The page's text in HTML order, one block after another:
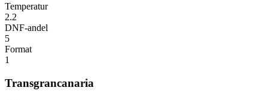
Temperatur
2.2
DNF-andel
5
Format
1
Transgrancanaria